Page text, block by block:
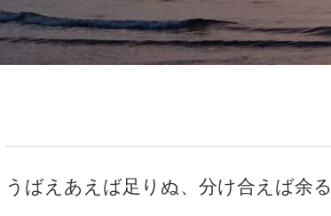
うばえあえば足りぬ、分け合えば余る